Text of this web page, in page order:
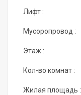
Лифт :
Мусоропровод :
Этаж :
Кол-во комнат :
Жилая площадь :